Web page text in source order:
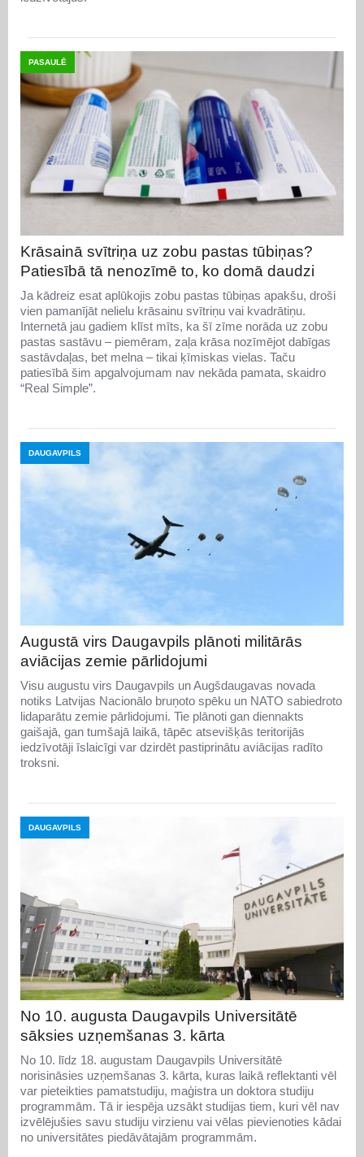
PASAULĒ
Krāsainā svītriņa uz zobu pastas tūbiņas?
Patiesībā tā nenozīmē to, ko domā daudzi
Ja kādreiz esat aplūkojis zobu pastas tūbiņas apakšu, droši
vien pamanījāt nelielu krāsainu svītriņu vai kvadrātiņu.
Internetā jau gadiem klīst mīts, ka šī zīme norāda uz zobu
pastas sastāvu – piemēram, zaļa krāsa nozīmējot dabīgas
sastāvdaļas, bet melna – tikai ķīmiskas vielas. Taču
patiesībā šim apgalvojumam nav nekāda pamata, skaidro
“Real Simple”.
DAUGAVPILS
Augustā virs Daugavpils plānoti militārās
aviācijas zemie pārlidojumi
Visu augustu virs Daugavpils un Augšdaugavas novada
notiks Latvijas Nacionālo bruņoto spēku un NATO sabiedroto
lidaparātu zemie pārlidojumi. Tie plānoti gan diennakts
gaišajā, gan tumšajā laikā, tāpēc atsevišķās teritorijās
iedzīvotāji īslaicīgi var dzirdēt pastiprinātu aviācijas radīto
troksni.
DAUGAVPILS
No 10. augusta Daugavpils Universitātē
sāksies uzņemšanas 3. kārta
No 10. līdz 18. augustam Daugavpils Universitātē
norisināsies uzņemšanas 3. kārta, kuras laikā reflektanti vēl
var pieteikties pamatstudiju, maģistra un doktora studiju
programmām. Tā ir iespēja uzsākt studijas tiem, kuri vēl nav
izvēlējušies savu studiju virzienu vai vēlas pievienoties kādai
no universitātes piedāvātajām programmām.